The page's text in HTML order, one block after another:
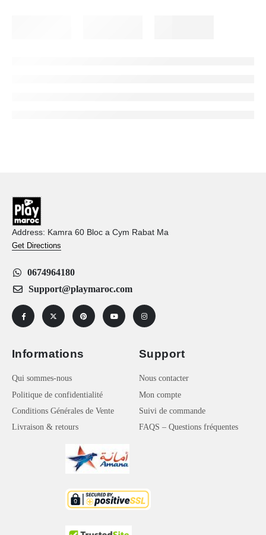
Address: Kamra 60 Bloc a Cym Rabat Ma
Get Directions
0674964180
Support@playmaroc.com
Informations
Qui sommes-nous
Politique de confidentialité
Conditions Générales de Vente
Livraison & retours
Support
Nous contacter
Mon compte
Suivi de commande
FAQS – Questions fréquentes